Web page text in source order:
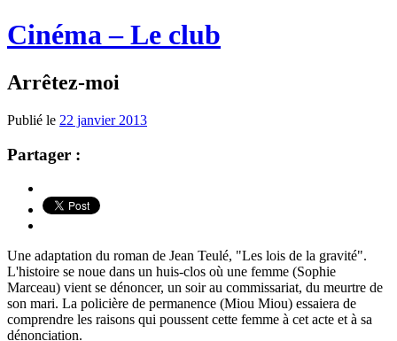
Cinéma – Le club
Arrêtez-moi
Publié le 22 janvier 2013
Partager :
Une adaptation du roman de Jean Teulé, "Les lois de la gravité".
L'histoire se noue dans un huis-clos où une femme (Sophie
Marceau) vient se dénoncer, un soir au commissariat, du meurtre de
son mari. La policière de permanence (Miou Miou) essaiera de
comprendre les raisons qui poussent cette femme à cet acte et à sa
dénonciation.